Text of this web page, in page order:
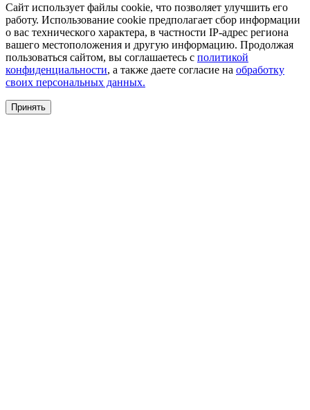
Сайт использует файлы cookie, что позволяет улучшить его
работу. Использование cookie предполагает сбор информации
о вас технического характера, в частности IP-адрес региона
вашего местоположения и другую информацию. Продолжая
пользоваться сайтом, вы соглашаетесь с политикой
конфиденциальности, а также даете согласие на обработку
своих персональных данных.
Принять